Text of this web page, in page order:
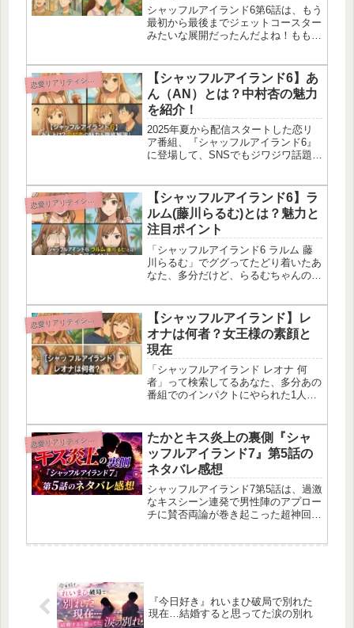
シャッフルアイランド6第6話は、もう
最初から最後までジェットコースター
みたいな展開だったんだよね！もも・
フィーナとかつよしのバラ風呂キスま
で…胸キュンも胸痛も全部詰め込ま
れ...
恋
愛リアリティショー
【シャッフルアイランド6】あ
ん（AN）とは？中村杏の魅力
を紹介！
2025年夏から配信スタートした恋リ
ア番組、『シャッフルアイランド6』
に登場して、SNSでもジワジワ話題に
初の恋愛リアリティーに挑戦とか、ギ
ャルとは思えないくらい真面目で本...
恋
愛リアリティショー
【シャッフルアイランド6】ラ
ルム(藤川らるむ)とは？魅力と
注目ポイント
「シャッフルアイランド6 ラルム 藤
川らるむ」でググってたどり着いたあ
なた、多分だけど、らるむちゃんの素
経営者っていう、ただのキレイなお姉
さんじゃないんですこの子…南国フ
ィ...
恋
愛リアリティショー
【シャッフルアイランド】レ
オナは何者？女王様の素顔と
現在
「シャッフルアイランド レオナ 何
者」って検索してるあなた、多分あの
番組でのインパクトにやられた1人で
やインフルエンサーとしても大活躍し
てる超カリスマ美女なんだよね。こ...
恋
愛リアリティショー
たかとキス炎上の裏側『シャ
ッフルアイランド7』第5話の
ネタバレ感想
シャッフルアイランド7第5話は、過激
なキスシーン連発で男性陣のアプロー
チに賛否両論が巻き起こった超神回だ
『今日好き』れいまひ破局で別れた
現在…結婚すると思ってた涙の別れ